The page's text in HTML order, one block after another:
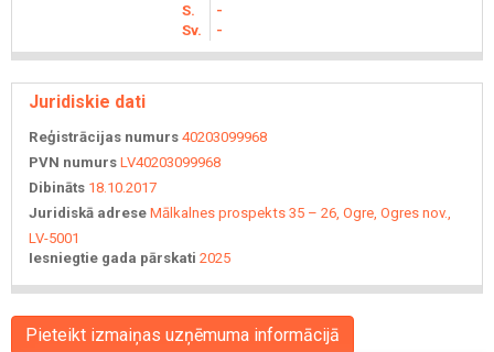
S.
-
Sv.
-
Juridiskie dati
Reģistrācijas numurs 40203099968
PVN numurs LV40203099968
Dibināts 18.10.2017
Juridiskā adrese Mālkalnes prospekts 35 – 26, Ogre, Ogres nov.,
LV-5001
Iesniegtie gada pārskati 2025
Pieteikt izmaiņas uzņēmuma informācijā